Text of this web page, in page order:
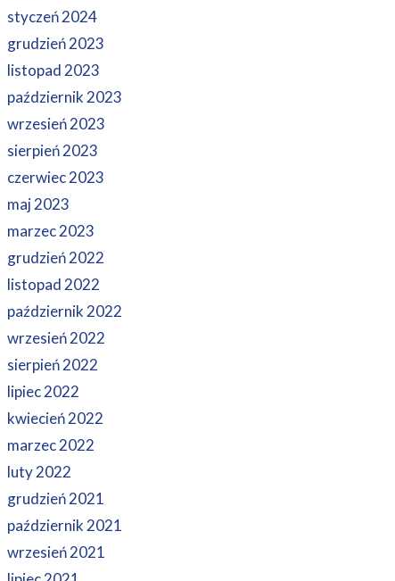
styczeń 2024
grudzień 2023
listopad 2023
październik 2023
wrzesień 2023
sierpień 2023
czerwiec 2023
maj 2023
marzec 2023
grudzień 2022
listopad 2022
październik 2022
wrzesień 2022
sierpień 2022
lipiec 2022
kwiecień 2022
marzec 2022
luty 2022
grudzień 2021
październik 2021
wrzesień 2021